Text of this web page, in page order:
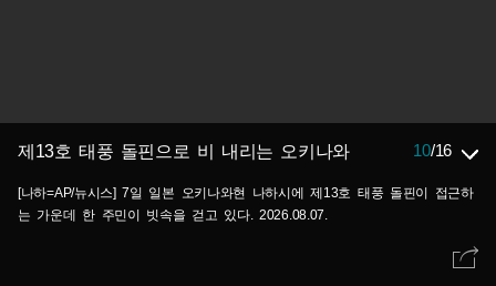
제13호 태풍 돌핀으로 비 내리는 오키나와 10/16
[나하=AP/뉴시스] 7일 일본 오키나와현 나하시에 제13호 태풍 돌핀이 접근하
는 가운데 한 주민이 빗속을 걷고 있다. 2026.08.07.